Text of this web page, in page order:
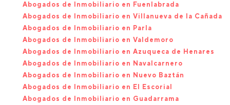
Abogados de Inmobiliario en Fuenlabrada
Abogados de Inmobiliario en Villanueva de la Cañada
Abogados de Inmobiliario en Parla
Abogados de Inmobiliario en Valdemoro
Abogados de Inmobiliario en Azuqueca de Henares
Abogados de Inmobiliario en Navalcarnero
Abogados de Inmobiliario en Nuevo Baztán
Abogados de Inmobiliario en El Escorial
Abogados de Inmobiliario en Guadarrama